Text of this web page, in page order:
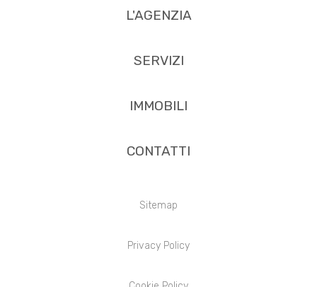
L'AGENZIA
SERVIZI
IMMOBILI
CONTATTI
Sitemap
Privacy Policy